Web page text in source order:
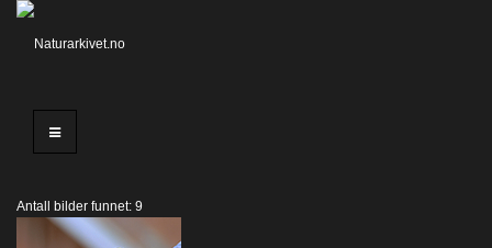
Antall bilder funnet: 9